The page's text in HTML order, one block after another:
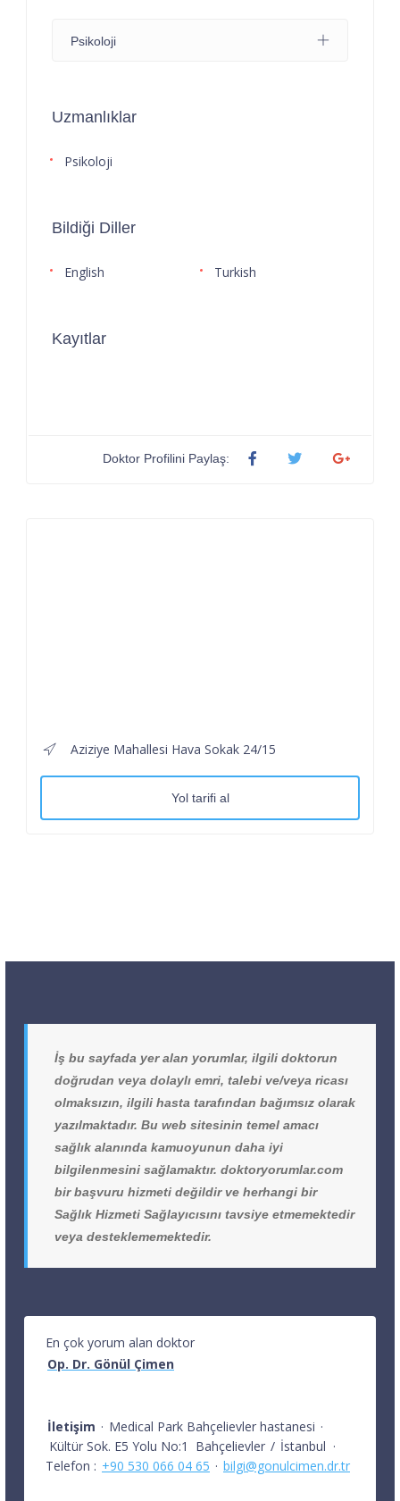
Psikoloji
Uzmanlıklar
Psikoloji
Bildiği Diller
English Turkish
Kayıtlar
Doktor Profilini Paylaş:
Aziziye Mahallesi Hava Sokak 24/15
Yol tarifi al
İş bu sayfada yer alan yorumlar, ilgili doktorun
doğrudan veya dolaylı emri, talebi ve/veya ricası
olmaksızın, ilgili hasta tarafından bağımsız olarak
yazılmaktadır. Bu web sitesinin temel amacı
sağlık alanında kamuoyunun daha iyi
bilgilenmesini sağlamaktır. doktoryorumlar.com
bir başvuru hizmeti değildir ve herhangi bir
Sağlık Hizmeti Sağlayıcısını tavsiye etmemektedir
veya desteklememektedir.
En çok yorum alan doktor
Op. Dr. Gönül Çimen
İletişim · Medical Park Bahçelievler hastanesi ·
Kültür Sok. E5 Yolu No:1
Bahçelievler / İstanbul ·
Telefon : +90 530 066 04 65 · bilgi@gonulcimen.dr.tr